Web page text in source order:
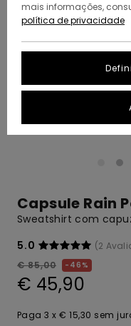
Capsule Rain
Sweatshirt com
5.0
(2
€ 85,00
46%
€ 45,90
Paga 3 x € 15,30 sem
mais informações,
política de privacidade